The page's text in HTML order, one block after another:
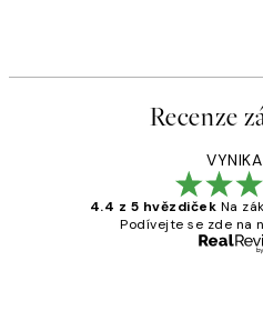
Recenze
4.4 z 5 hvězdiček Na
Podívejte se zde na